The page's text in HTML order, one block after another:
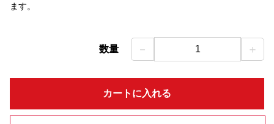
ます。
数量 － 1 ＋
カートに入れる